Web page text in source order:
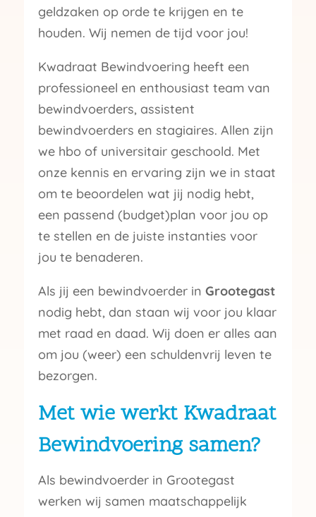
geldzaken op orde te krijgen en te
houden. Wij nemen de tijd voor jou!
Kwadraat Bewindvoering heeft een
professioneel en enthousiast team van
bewindvoerders, assistent
bewindvoerders en stagiaires. Allen zijn
we hbo of universitair geschoold. Met
onze kennis en ervaring zijn we in staat
om te beoordelen wat jij nodig hebt,
een passend (budget)plan voor jou op
te stellen en de juiste instanties voor
jou te benaderen.
Als jij een bewindvoerder in Grootegast
nodig hebt, dan staan wij voor jou klaar
met raad en daad. Wij doen er alles aan
om jou (weer) een schuldenvrij leven te
bezorgen.
Met wie werkt Kwadraat
Bewindvoering samen?
Als bewindvoerder in Grootegast
werken wij samen maatschappelijk